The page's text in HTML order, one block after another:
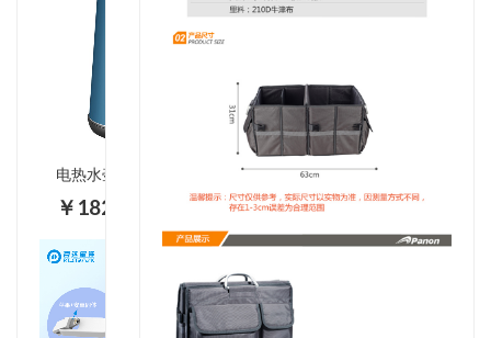
电热水壶
￥182.00